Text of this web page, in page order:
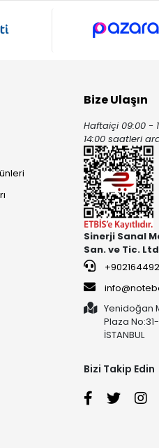
Bize Ulaşın
Haftaiçi 09:00 -
14:00 saatleri
Sinerji Sanal
San. ve Tic.
Yenidoğan
Plaza
İSTANBUL
Bizi Takip Edin